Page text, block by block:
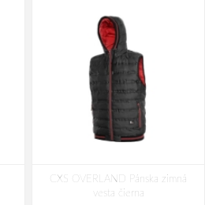
vesta červená
31,93 €
CXS OVERLAND Pánska zimná
vesta čierna